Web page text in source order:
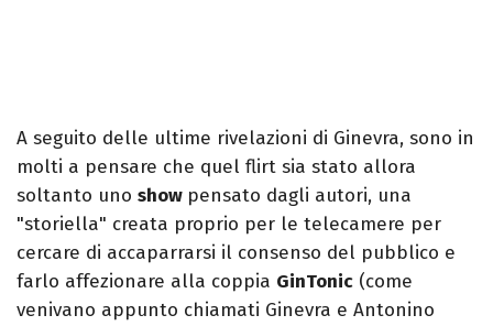
A seguito delle ultime rivelazioni di Ginevra, sono in
molti a pensare che quel flirt sia stato allora
soltanto uno show pensato dagli autori, una
"storiella" creata proprio per le telecamere per
cercare di accaparrarsi il consenso del pubblico e
farlo affezionare alla coppia GinTonic (come
venivano appunto chiamati Ginevra e Antonino